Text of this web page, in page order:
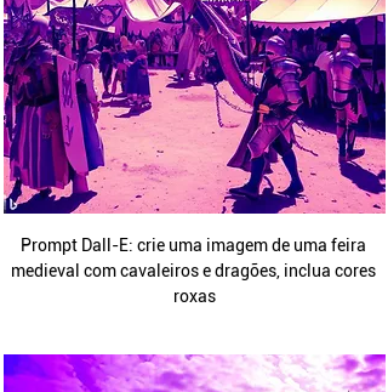
Prompt Dall-E: crie uma imagem de uma feira
medieval com cavaleiros e dragões, inclua cores
roxas